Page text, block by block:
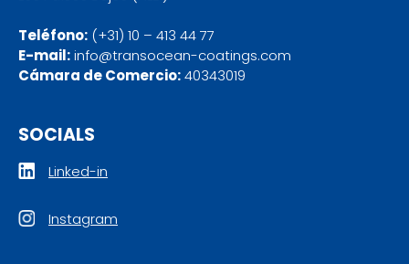
Teléfono: (+31) 10 – 413 44 77
E-mail:info@transocean-coatings.com
Cámara de Comercio:40343019
SOCIALS
Linked-in
Instagram